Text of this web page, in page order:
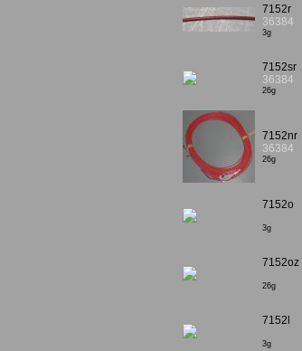
7152r
36384
3g
7152sr
36384
26g
7152nr
36384
26g
7152o
3g
7152oz
26g
7152l
3g